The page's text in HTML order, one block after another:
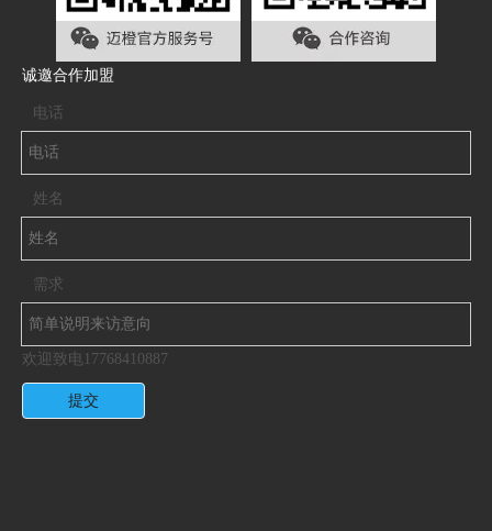
诚邀合作加盟
电话
姓名
需求
欢迎致电17768410887
提交